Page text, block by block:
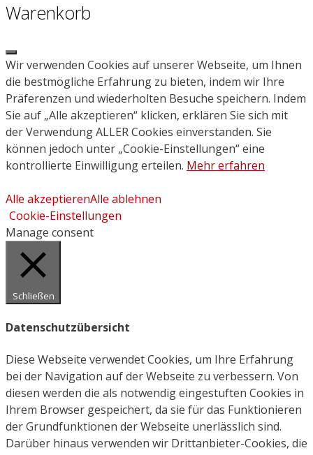
Warenkorb
Close
Wir verwenden Cookies auf unserer Webseite, um Ihnen
die bestmögliche Erfahrung zu bieten, indem wir Ihre
Präferenzen und wiederholten Besuche speichern. Indem
Sie auf „Alle akzeptieren“ klicken, erklären Sie sich mit
der Verwendung ALLER Cookies einverstanden. Sie
können jedoch unter „Cookie-Einstellungen“ eine
kontrollierte Einwilligung erteilen. Mehr erfahren
Alle akzeptierenAlle ablehnen
Cookie-Einstellungen
Manage consent
Schließen
Datenschutzübersicht
Diese Webseite verwendet Cookies, um Ihre Erfahrung
bei der Navigation auf der Webseite zu verbessern. Von
diesen werden die als notwendig eingestuften Cookies in
Ihrem Browser gespeichert, da sie für das Funktionieren
der Grundfunktionen der Webseite unerlässlich sind.
Darüber hinaus verwenden wir Drittanbieter-Cookies, die